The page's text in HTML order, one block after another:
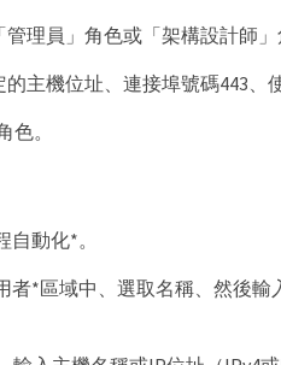
理員」角色或「架構設計師」
主機位址、連接埠號碼443、
。
動化*。
*區域中、選取名稱、然後